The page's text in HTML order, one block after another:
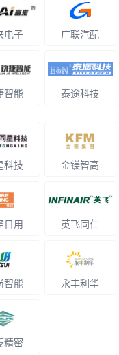
电子 广联汽配
智能 泰途科技
科技 金镁智高
日用 英飞同仁
智能 永丰利华
精密